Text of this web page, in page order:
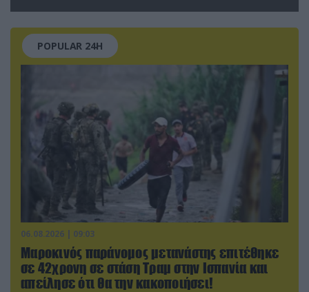
POPULAR 24H
06.08.2026 | 09:03
Μαροκινός παράνομος μετανάστης επιτέθηκε
σε 42χρονη σε στάση Τραμ στην Ισπανία και
απείλησε ότι θα την κακοποιήσει!